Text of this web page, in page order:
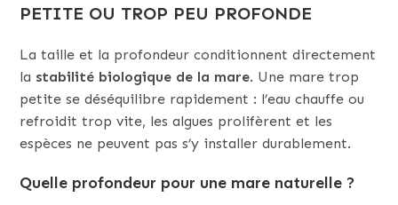
PETITE OU TROP PEU PROFONDE
La taille et la profondeur conditionnent directement
la stabilité biologique de la mare. Une mare trop
petite se déséquilibre rapidement : l’eau chauffe ou
refroidit trop vite, les algues prolifèrent et les
espèces ne peuvent pas s’y installer durablement.
Quelle profondeur pour une mare naturelle ?